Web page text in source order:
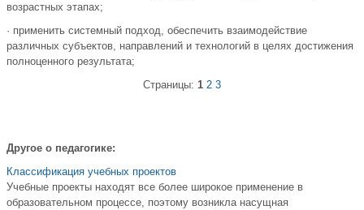
возрастных этапах;
· применить системный подход, обеспечить взаимодействие
различных субъектов, направлений и технологий в целях достижения
полноценного результата;
Страницы: 1 2 3
Другое о педагогике:
Классификация учебных проектов
Учебные проекты находят все более широкое применение в
образовательном процессе, поэтому возникла насущная